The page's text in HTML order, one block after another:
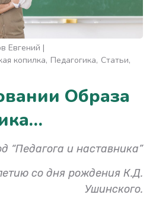
Евгений
копилка Педагогика Статьи
Образа
“Педагога и наставника”
со дня рождения К.Д.
Ушинского.